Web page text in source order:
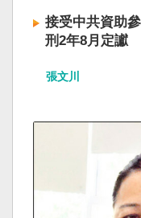
接受中共資助
刑2年8月定讞
張文川